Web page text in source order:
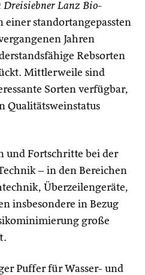
Dreisiebner Lanz Bio-
einer standortangepassten
Jahren
Rebsorten
Mittlerweile sind
Sorten verfügbar,
Qualitätsweinstatus
und Fortschritte bei der
– in den Bereichen
Überzeilengeräte,
insbesondere in Bezug
große
Puffer für Wasser- und